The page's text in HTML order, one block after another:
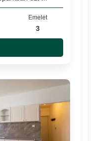
Emelet
3